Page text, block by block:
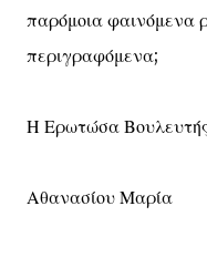
παρόμοια φαινόμενα
περιγραφόμενα;
Η Ερωτώσα Βουλευτής
Αθανασίου Μαρία